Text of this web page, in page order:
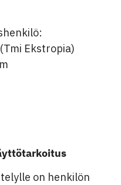
Ekstropia)
on henkilön